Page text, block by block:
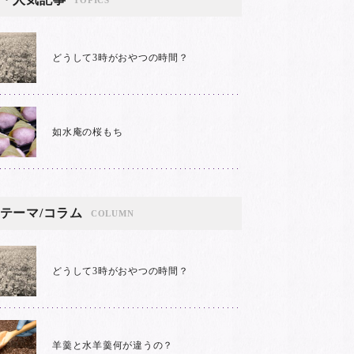
どうして3時がおやつの時間？
如水庵の桜もち
ーマ/コラム COLUMN
どうして3時がおやつの時間？
羊羹と水羊羹何が違うの？